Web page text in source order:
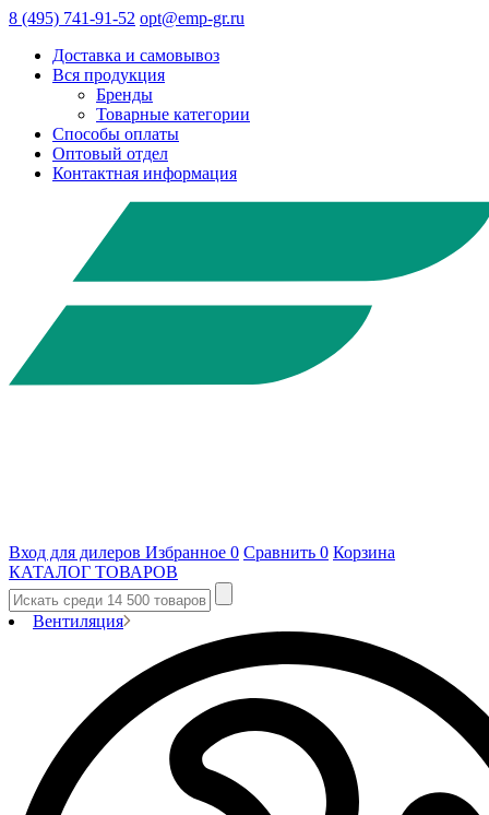
8 (495) 741-91-52 opt@emp-gr.ru
Доставка и самовывоз
Вся продукция
Бренды
Товарные категории
Способы оплаты
Оптовый отдел
Контактная информация
Вход для дилеров Избранное 0 Сравнить 0 Корзина
КАТАЛОГ ТОВАРОВ
Вентиляция